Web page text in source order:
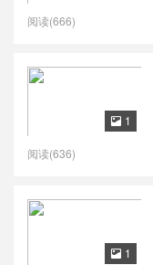
阅读(666)
 1
阅读(636)
 1